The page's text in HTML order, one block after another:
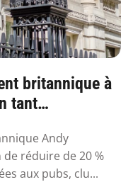
britannique à
tant
Andy
réduire de 20 %
aux pubs, clu...